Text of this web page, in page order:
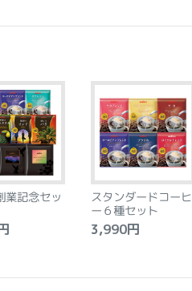
業記念セッ スタンダードコーヒ
ー６種セット
3,990円